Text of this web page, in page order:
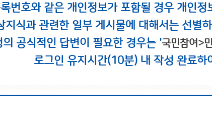
번호와 같은 개인정보가 포함될 경우 개인
지식과 관련한 일부 게시물에 대해서는 선별
공식적인 답변이 필요한 경우는 '국민참여>
로그인 유지시간(10분) 내 작성 완료하